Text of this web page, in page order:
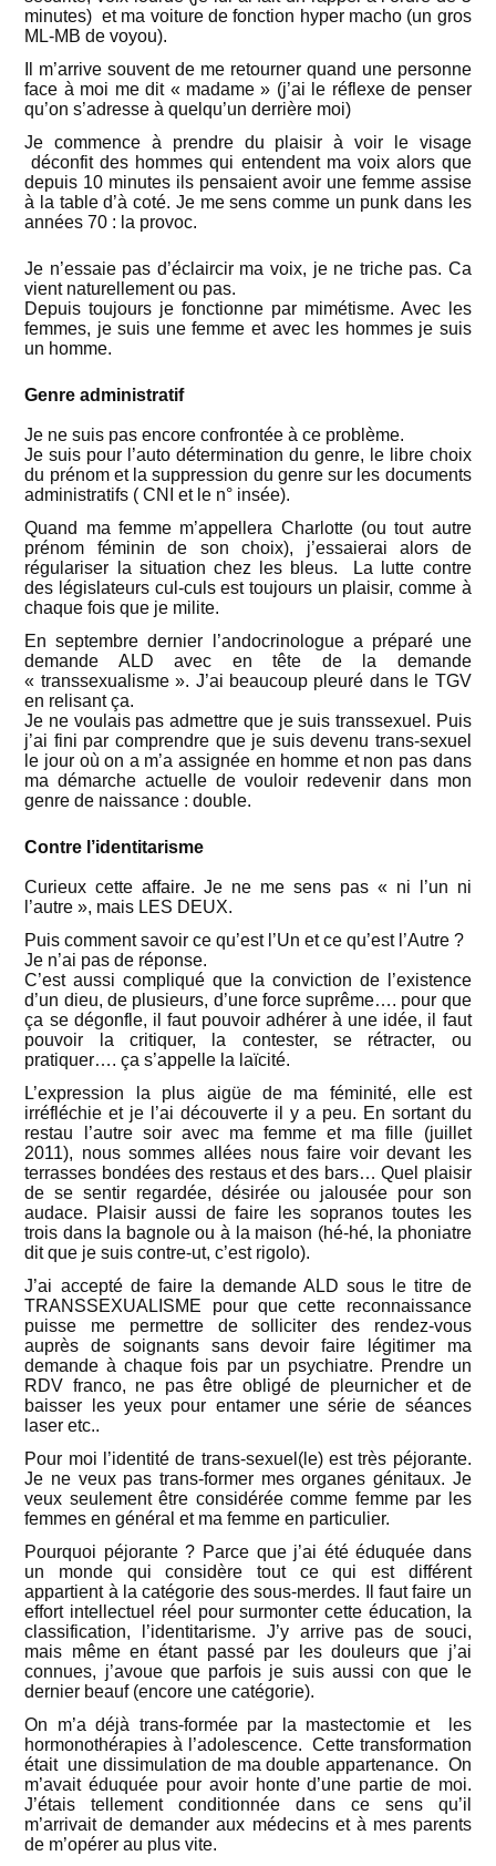
minutes) et ma voiture de fonction hyper macho (un gros
ML-MB de voyou).
Il m’arrive souvent de me retourner quand une personne
face à moi me dit « madame » (j’ai le réflexe de penser
qu’on s’adresse à quelqu’un derrière moi)
Je commence à prendre du plaisir à voir le visage
déconfit des hommes qui entendent ma voix alors que
depuis 10 minutes ils pensaient avoir une femme assise
à la table d’à coté. Je me sens comme un punk dans les
années 70 : la provoc.
Je n’essaie pas d’éclaircir ma voix, je ne triche pas. Ca
vient naturellement ou pas.
Depuis toujours je fonctionne par mimétisme. Avec les
femmes, je suis une femme et avec les hommes je suis
un homme.
Genre administratif
Je ne suis pas encore confrontée à ce problème.
Je suis pour l’auto détermination du genre, le libre choix
du prénom et la suppression du genre sur les documents
administratifs ( CNI et le n° insée).
Quand ma femme m’appellera Charlotte (ou tout autre
prénom féminin de son choix), j’essaierai alors de
régulariser la situation chez les bleus. La lutte contre
des législateurs cul-culs est toujours un plaisir, comme à
chaque fois que je milite.
En septembre dernier l’andocrinologue a préparé une
demande ALD avec en tête de la demande
« transsexualisme ». J’ai beaucoup pleuré dans le TGV
en relisant ça.
Je ne voulais pas admettre que je suis transsexuel. Puis
j’ai fini par comprendre que je suis devenu trans-sexuel
le jour où on a m’a assignée en homme et non pas dans
ma démarche actuelle de vouloir redevenir dans mon
genre de naissance : double.
Contre l’identitarisme
Curieux cette affaire. Je ne me sens pas « ni l’un ni
l’autre », mais LES DEUX.
Puis comment savoir ce qu’est l’Un et ce qu’est l’Autre ?
Je n’ai pas de réponse.
C’est aussi compliqué que la conviction de l’existence
d’un dieu, de plusieurs, d’une force suprême…. pour que
ça se dégonfle, il faut pouvoir adhérer à une idée, il faut
pouvoir la critiquer, la contester, se rétracter, ou
pratiquer…. ça s’appelle la laïcité.
L’expression la plus aigüe de ma féminité, elle est
irréfléchie et je l’ai découverte il y a peu. En sortant du
restau l’autre soir avec ma femme et ma fille (juillet
2011), nous sommes allées nous faire voir devant les
terrasses bondées des restaus et des bars… Quel plaisir
de se sentir regardée, désirée ou jalousée pour son
audace. Plaisir aussi de faire les sopranos toutes les
trois dans la bagnole ou à la maison (hé-hé, la phoniatre
dit que je suis contre-ut, c’est rigolo).
J’ai accepté de faire la demande ALD sous le titre de
TRANSSEXUALISME pour que cette reconnaissance
puisse me permettre de solliciter des rendez-vous
auprès de soignants sans devoir faire légitimer ma
demande à chaque fois par un psychiatre. Prendre un
RDV franco, ne pas être obligé de pleurnicher et de
baisser les yeux pour entamer une série de séances
laser etc..
Pour moi l’identité de trans-sexuel(le) est très péjorante.
Je ne veux pas trans-former mes organes génitaux. Je
veux seulement être considérée comme femme par les
femmes en général et ma femme en particulier.
Pourquoi péjorante ? Parce que j’ai été éduquée dans
un monde qui considère tout ce qui est différent
appartient à la catégorie des sous-merdes. Il faut faire un
effort intellectuel réel pour surmonter cette éducation, la
classification, l’identitarisme. J’y arrive pas de souci,
mais même en étant passé par les douleurs que j’ai
connues, j’avoue que parfois je suis aussi con que le
dernier beauf (encore une catégorie).
On m’a déjà trans-formée par la mastectomie et les
hormonothérapies à l’adolescence. Cette transformation
était une dissimulation de ma double appartenance. On
m’avait éduquée pour avoir honte d’une partie de moi.
J’étais tellement conditionnée dans ce sens qu’il
m’arrivait de demander aux médecins et à mes parents
de m’opérer au plus vite.